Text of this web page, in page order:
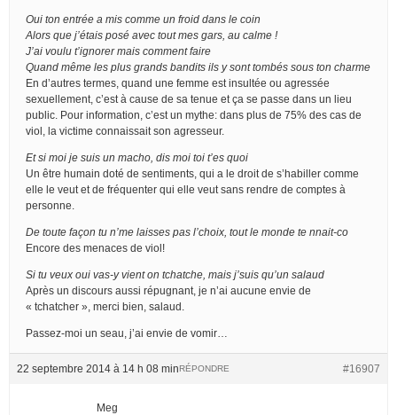
Oui ton entrée a mis comme un froid dans le coin
Alors que j’étais posé avec tout mes gars, au calme !
J’ai voulu t’ignorer mais comment faire
Quand même les plus grands bandits ils y sont tombés sous ton charme
En d’autres termes, quand une femme est insultée ou agressée
sexuellement, c’est à cause de sa tenue et ça se passe dans un lieu
public. Pour information, c’est un mythe: dans plus de 75% des cas de
viol, la victime connaissait son agresseur.
Et si moi je suis un macho, dis moi toi t’es quoi
Un être humain doté de sentiments, qui a le droit de s’habiller comme
elle le veut et de fréquenter qui elle veut sans rendre de comptes à
personne.
De toute façon tu n’me laisses pas l’choix, tout le monde te nnait-co
Encore des menaces de viol!
Si tu veux oui vas-y vient on tchatche, mais j’suis qu’un salaud
Après un discours aussi répugnant, je n’ai aucune envie de
« tchatcher », merci bien, salaud.
Passez-moi un seau, j’ai envie de vomir…
22 septembre 2014 à 14 h 08 min #16907
RÉPONDRE
Meg